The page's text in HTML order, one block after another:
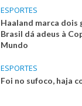
ESPORTES
Haaland marca dois
Brasil dá adeus à
Mundo
ESPORTES
Foi no sufoco, haja